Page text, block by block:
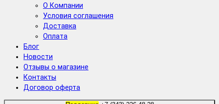
О Компании
Условия соглашения
Доставка
Оплата
Блог
Новости
Отзывы о магазине
Контакты
Договор оферта